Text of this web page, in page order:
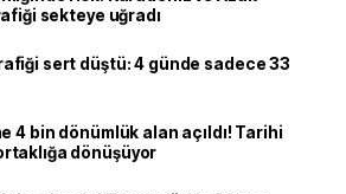
sekteye uğradı
sert düştü: 4 günde sadece 33
4 bin dönümlük alan açıldı! Tarihi
dönüşüyor